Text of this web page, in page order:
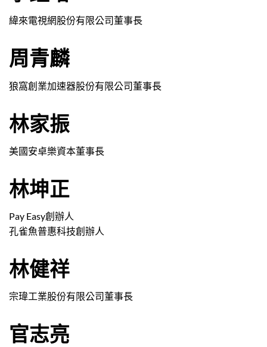
緯來電視網股份有限公司董事長
周青麟
狼窩創業加速器股份有限公司董事長
林家振
美國安卓樂資本董事長
林坤正
Pay Easy創辦人
孔雀魚普惠科技創辦人
林健祥
宗瑋工業股份有限公司董事長
官志亮